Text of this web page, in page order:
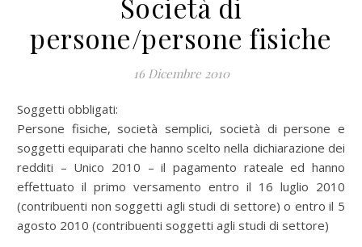
Società di
persone/persone fisiche
16 Dicembre 2010
Soggetti obbligati:
Persone fisiche, società semplici, società di persone e
soggetti equiparati che hanno scelto nella dichiarazione dei
redditi – Unico 2010 – il pagamento rateale ed hanno
effettuato il primo versamento entro il 16 luglio 2010
(contribuenti non soggetti agli studi di settore) o entro il 5
agosto 2010 (contribuenti soggetti agli studi di settore)